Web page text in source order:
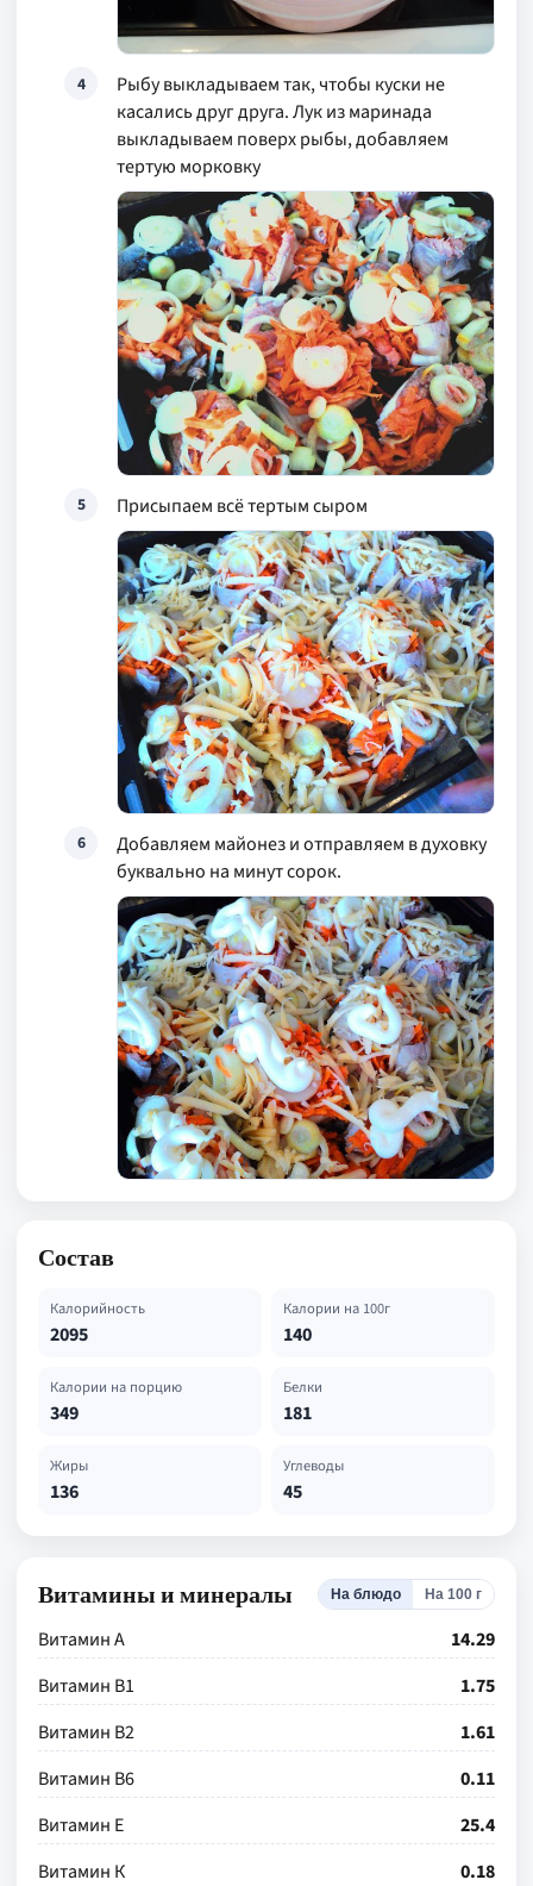
4
Рыбу выкладываем так, чтобы куски не
касались друг друга. Лук из маринада
выкладываем поверх рыбы, добавляем
тертую морковку
5 Присыпаем всё тертым сыром
6
Добавляем майонез и отправляем в духовку
буквально на минут сорок.
Состав
Калорийность
2095
Калории на 100г
140
Калории на порцию
349
Белки
181
Жиры
136
Углеводы
45
Витамины и минералы На блюдо На 100 г
Витамин А
14.29
Витамин В1
1.75
Витамин В2
1.61
Витамин В6
0.11
Витамин Е
25.4
Витамин К
0.18